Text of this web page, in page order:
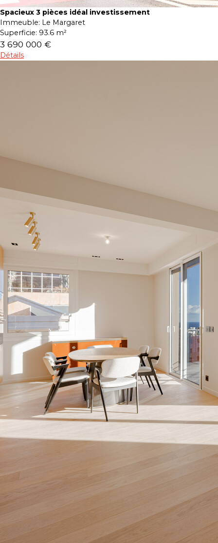
Spacieux 3 pièces idéal investissement
Immeuble: Le Margaret
Superficie: 93.6 m²
3 690 000 €
Détails